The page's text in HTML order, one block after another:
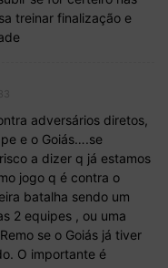
treinar finalização e
adversários diretos,
e o Goiás….se
a dizer q já estamos
jogo q é contra o
batalha sendo um
2 equipes , ou uma
se o Goiás já tiver
O importante é